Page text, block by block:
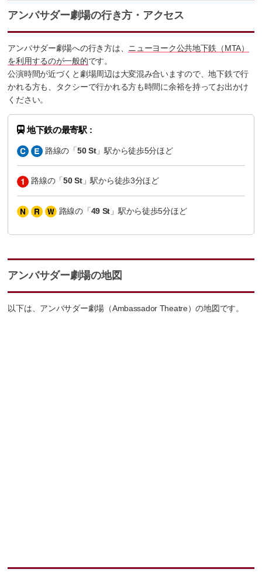
アンバサダー劇場の行き方・アクセス
アンバサダー劇場への行き方は、 ニューヨーク公共地下鉄（MTA）
を利用するのが一般的です。
公演時間が近づくと劇場周辺は大変混み合いますので、地下鉄で行
かれる方も、タクシーで行かれる方も時間に余裕を持ってお出かけ
ください。
地下鉄の最寄駅 :
路線の「50 St」駅から徒歩5分ほど
路線の「50 St」駅から徒歩3分ほど
路線の「49 St 」駅から徒歩5分ほど
アンバサダー劇場の地図
以下は、アンバサダー劇場（Ambassador Theatre）の地図です。